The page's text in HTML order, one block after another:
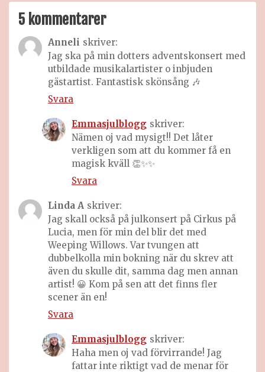
5 kommentarer
Anneli skriver:
Jag ska på min dotters adventskonsert med
utbildade musikalartister o inbjuden
gästartist. Fantastisk skönsång 🎶
Svara
Emmasjulblogg skriver:
Nämen oj vad mysigt!! Det låter
verkligen som att du kommer få en
magisk kväll 👏✨✨
Svara
Linda A skriver:
Jag skall också på julkonsert på Cirkus på
Lucia, men för min del blir det med
Weeping Willows. Var tvungen att
dubbelkolla min bokning när du skrev att
även du skulle dit, samma dag men annan
artist! 😀 Kom på sen att det finns fler
scener än en!
Svara
Emmasjulblogg skriver:
Haha men oj vad förvirrande! Jag
fattar inte riktigt vad de menar för